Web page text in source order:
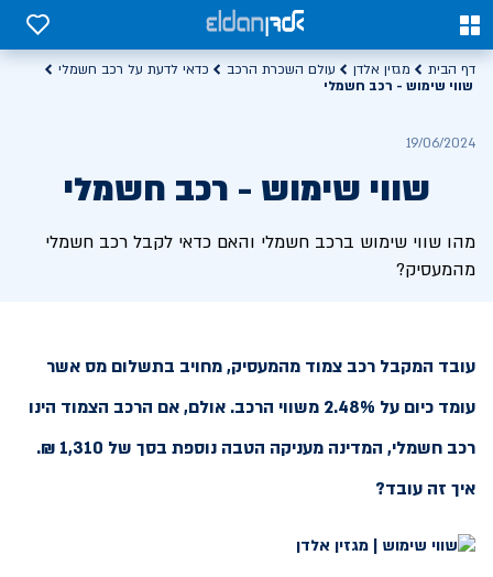
0
0
דף הבית מגזין אלדן עולם השכרת הרכב
כדאי לדעת על רכב חשמלי
שווי שימוש - רכב חשמלי
19/06/2024
שווי שימוש - רכב חשמלי
מהו שווי שימוש ברכב חשמלי והאם כדאי לקבל רכב חשמלי
מהמעסיק?
עובד המקבל רכב צמוד מהמעסיק, מחויב בתשלום מס אשר
עומד כיום על 2.48% משווי הרכב. אולם, אם הרכב הצמוד הינו
רכב חשמלי, המדינה מעניקה הטבה נוספת בסך של 1,310 ₪.
איך זה עובד?